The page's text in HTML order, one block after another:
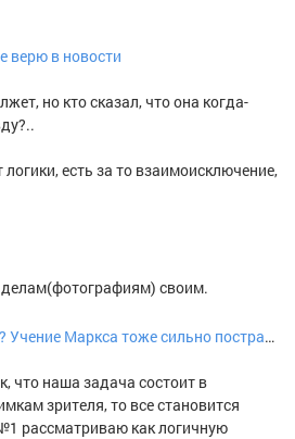
верю в новости
но кто сказал, что она когда-
есть за то взаимоисключение,
своим.
Маркса тоже сильно пострадало из-за фанатиков»
что наша задача состоит в
зрителя, то все становится
рассматриваю как логичную